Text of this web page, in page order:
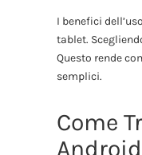
I benefici
tablet.
Questo rende
semplici.
Come
Android